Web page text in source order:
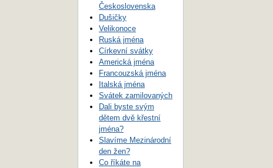
Československa
Dušičky
Velikonoce
Ruská jména
Církevní svátky
Americká jména
Francouzská jména
Italská jména
Svátek zamilovaných
Dali byste svým
dětem dvě křestní
jména?
Slavíme Mezinárodní
den žen?
Co říkáte na